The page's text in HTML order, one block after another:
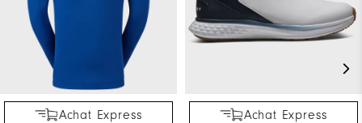
Achat Express
Achat Express